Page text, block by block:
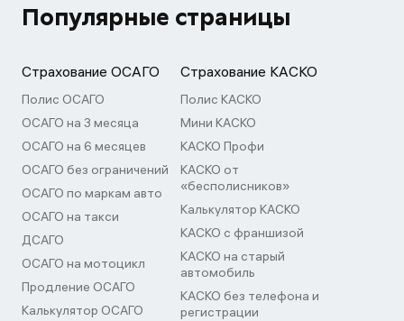
Популярные страницы
Страхование ОСАГО
Полис ОСАГО
ОСАГО на 3 месяца
ОСАГО на 6 месяцев
ОСАГО без ограничений
ОСАГО по маркам авто
ОСАГО на такси
ДСАГО
ОСАГО на мотоцикл
Продление ОСАГО
Калькулятор ОСАГО
Страхование КАСКО
Полис КАСКО
Мини КАСКО
КАСКО Профи
КАСКО от
«бесполисников»
Калькулятор КАСКО
КАСКО с франшизой
КАСКО на старый
автомобиль
КАСКО без телефона и
регистрации